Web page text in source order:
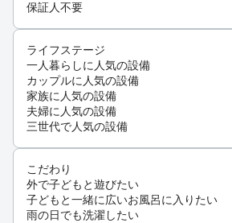
保証人不要
ライフステージ
一人暮らしに人気の設備
カップルに人気の設備
家族に人気の設備
夫婦に人気の設備
三世代で人気の設備
こだわり
外で子どもと遊びたい
子どもと一緒に広いお風呂に入りたい
雨の日でも洗濯したい